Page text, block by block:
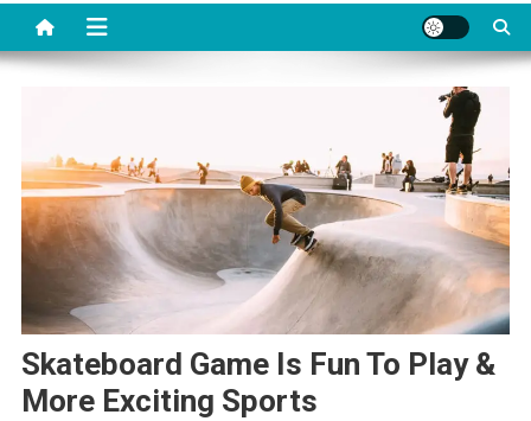
Skateboard Game Is Fun To Play &
More Exciting Sports